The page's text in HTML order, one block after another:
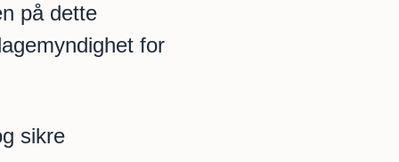
på dette
for
sikre